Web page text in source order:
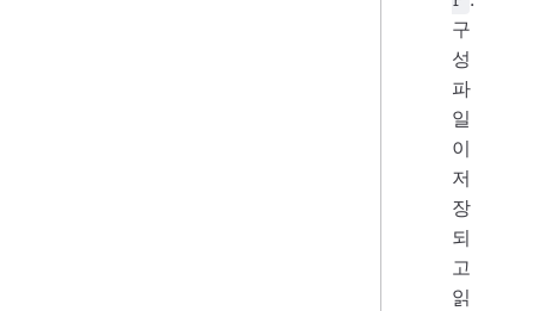
구
성
파
일
이
저
장
되
고
읽